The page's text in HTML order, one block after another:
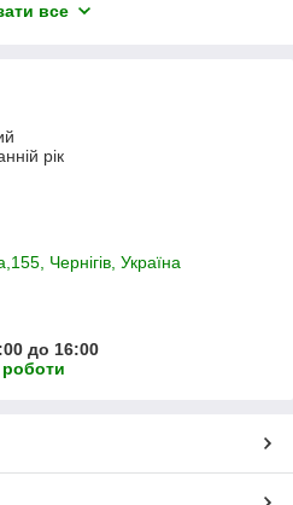
мінеральної вати? По-
найвищим
домі" прямо зараз та
Чернігова. Ми гарантуємо
покупки. Ваш комфорт і тепло
все
рік
Чернігів, Україна
до 16:00
роботи